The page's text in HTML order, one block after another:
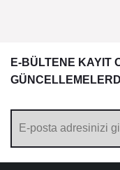
E-BÜLTENE KAYIT